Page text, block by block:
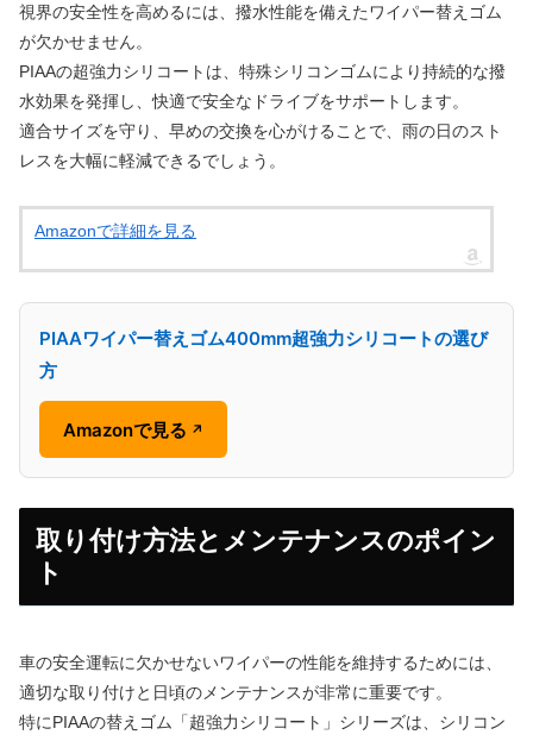
視界の安全性を高めるには、撥水性能を備えたワイパー替えゴム
が欠かせません。
PIAAの超強力シリコートは、特殊シリコンゴムにより持続的な撥
水効果を発揮し、快適で安全なドライブをサポートします。
適合サイズを守り、早めの交換を心がけることで、雨の日のスト
レスを大幅に軽減できるでしょう。
Amazonで詳細を見る
PIAAワイパー替えゴム400mm超強力シリコートの選び
方
Amazonで見る ↗
取り付け方法とメンテナンスのポイン
ト
車の安全運転に欠かせないワイパーの性能を維持するためには、
適切な取り付けと日頃のメンテナンスが非常に重要です。
特にPIAAの替えゴム「超強力シリコート」シリーズは、シリコン